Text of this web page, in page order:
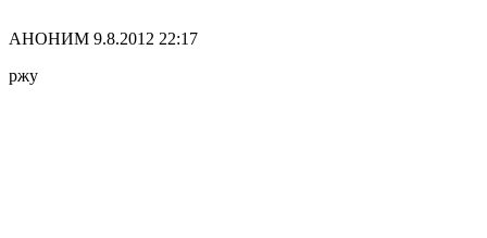
АНОНИМ 9.8.2012 22:17
ржу